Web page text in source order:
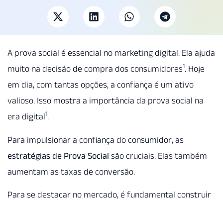
A prova social é essencial no marketing digital. Ela ajuda
muito na decisão de compra dos consumidores1. Hoje
em dia, com tantas opções, a confiança é um ativo
valioso. Isso mostra a importância da prova social na
era digital1.
Para impulsionar a confiança do consumidor, as
estratégias de Prova Social são cruciais. Elas também
aumentam as taxas de conversão.
Para se destacar no mercado, é fundamental construir